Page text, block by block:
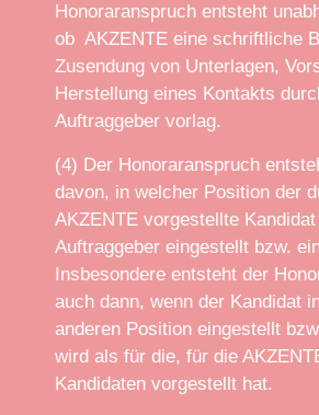
Honoraranspruch entsteht
ob AKZENTE eine schriftliche
Zusendung von Unterlagen,
Herstellung eines Kontakts
Auftraggeber vorlag.
(4) Der Honoraranspruch
davon, in welcher Position der
AKZENTE vorgestellte
Auftraggeber eingestellt bzw.
Insbesondere entsteht der
auch dann, wenn der Kandidat
anderen Position eingestellt
wird als für die, für die
Kandidaten vorgestellt hat.